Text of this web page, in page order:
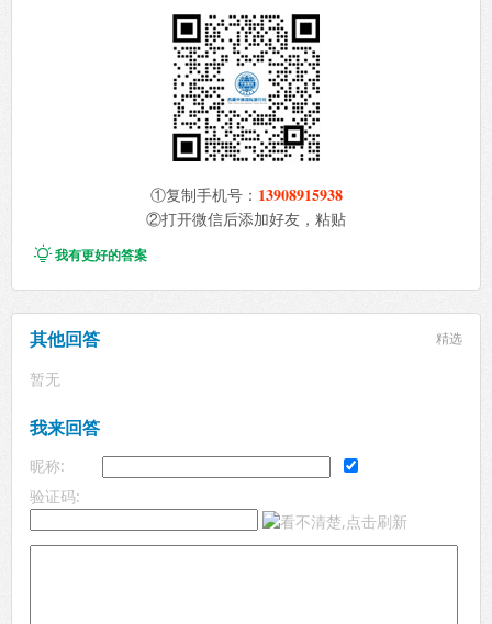
①复制手机号： 13908915938
②打开微信后添加好友，粘贴
我有更好的答案
其他回答 精选
暂无
我来回答
昵称:
验证码: